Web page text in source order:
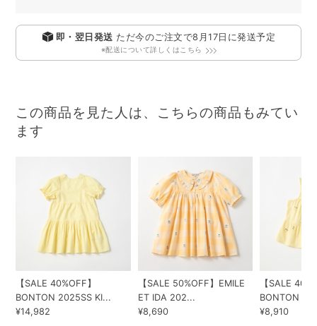
即・翌日発送 ただ今のご注文で8月17日 に発送予定
※配送について詳しくはこちら
この商品を見た人は、こちらの商品もみてい
ます
【SALE 40%OFF】
BONTON 2025SS KI...
¥14,982
【SALE 50%OFF】EMILE
ET IDA 202...
¥8,690
【SALE
BONTON
¥8,910